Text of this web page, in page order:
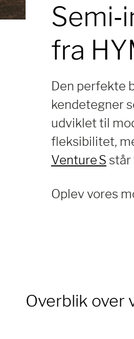
fra
Den perfekte
kendetegner
udviklet til
fleksibilitet,
Venture S står
Oplev vores
Overblik over